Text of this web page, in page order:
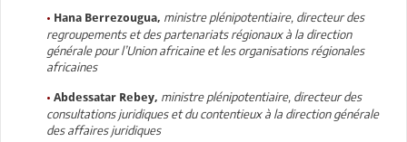
• Hana Berrezougua, ministre plénipotentiaire, directeur des
regroupements et des partenariats régionaux à la direction
générale pour l’Union africaine et les organisations régionales
africaines
• Abdessatar Rebey, ministre plénipotentiaire, directeur des
consultations juridiques et du contentieux à la direction générale
des affaires juridiques